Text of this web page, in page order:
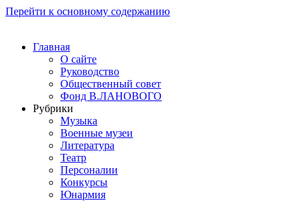
Перейти к основному содержанию
Главная
О сайте
Руководство
Общественный совет
Фонд В.ЛАНОВОГО
Рубрики
Музыка
Военные музеи
Литература
Театр
Персоналии
Конкурсы
Юнармия